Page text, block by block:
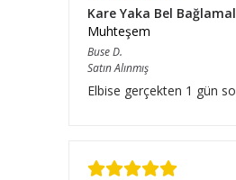
Kare Yaka Bel
Muhteşem
BuseD.
Satın Alınmış
Elbise gerçekten 1 gün